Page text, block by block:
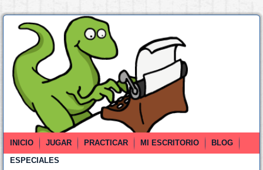
INICIO JUGAR PRACTICAR MI ESCRITORIO
BLOG
ESPECIALES